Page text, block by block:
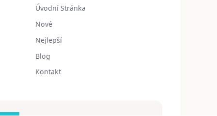
Úvodní Stránka
Nové
Nejlepší
Blog
Kontakt